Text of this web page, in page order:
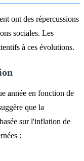
ont des répercussions
sociales. Les
à ces évolutions.
année en fonction de
que la
sur l'inflation de
: